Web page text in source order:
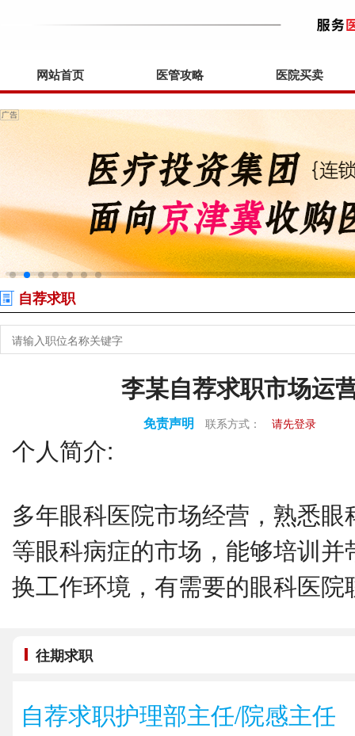
网站首页 医管攻略 医院买卖
自荐求职
李某自荐求职市场运
免责声明 联系方式： 请先登录
个人简介:
多年眼科医院市场经营，熟悉
等眼科病症的市场，能够培训
换工作环境，有需要的眼科医院
往期求职
自荐求职护理部主任/院感主任